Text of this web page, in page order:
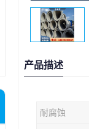
产品描述
耐腐蚀